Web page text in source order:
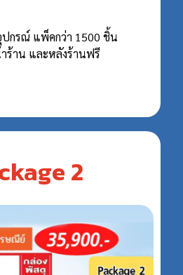
กรณ์ แพ็คกว่า 1500 ชิ้น
ร้าน และหลังร้านฟรี
2